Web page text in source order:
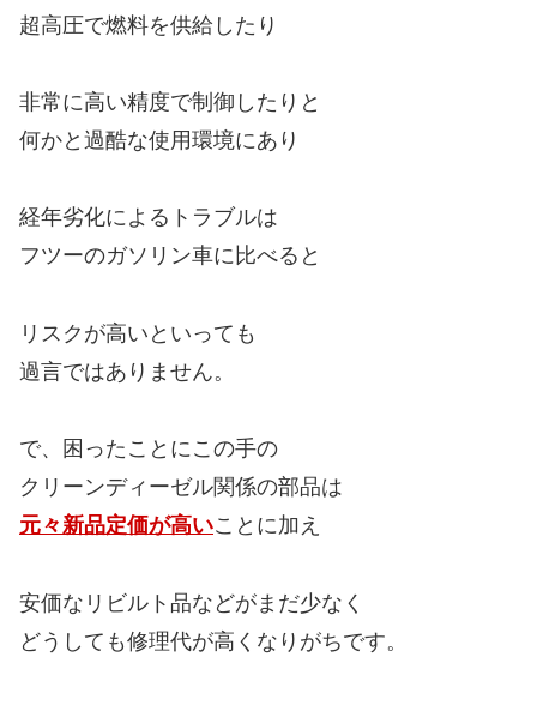
超高圧で燃料を供給したり
非常に高い精度で制御したりと
何かと過酷な使用環境にあり
経年劣化によるトラブルは
フツーのガソリン車に比べると
リスクが高いといっても
過言ではありません。
で、困ったことにこの手の
クリーンディーゼル関係の部品は
元々新品定価が高いことに加え
安価なリビルト品などがまだ少なく
どうしても修理代が高くなりがちです。